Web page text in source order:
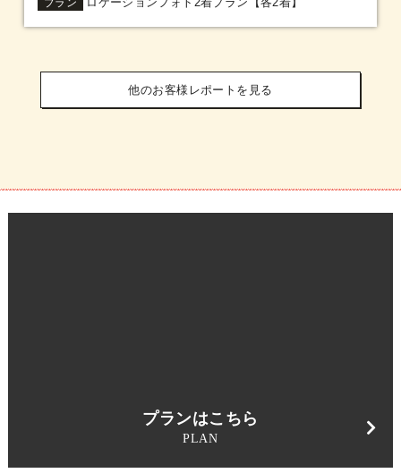
プラン
他のお客様レポートを見る
プランはこちら
PLAN